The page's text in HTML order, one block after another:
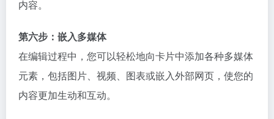
内容。
第六步：嵌入多媒体
在编辑过程中，您可以轻松地向卡片中添加各种多媒体
元素，包括图片、视频、图表或嵌入外部网页，使您的
内容更加生动和互动。